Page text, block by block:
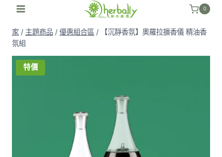
0
家 / 主題商品 / 優惠組合區 /
【沉靜香氛】奧羅拉擴香儀 精油香
氛組
特價